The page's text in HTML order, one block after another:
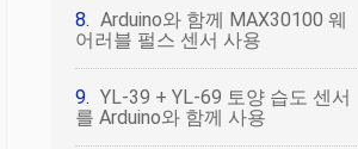
Arduino와 함께 MAX30100 웨
어러블 펄스 센서 사용
YL-39 + YL-69 토양 습도 센서
를 Arduino와 함께 사용